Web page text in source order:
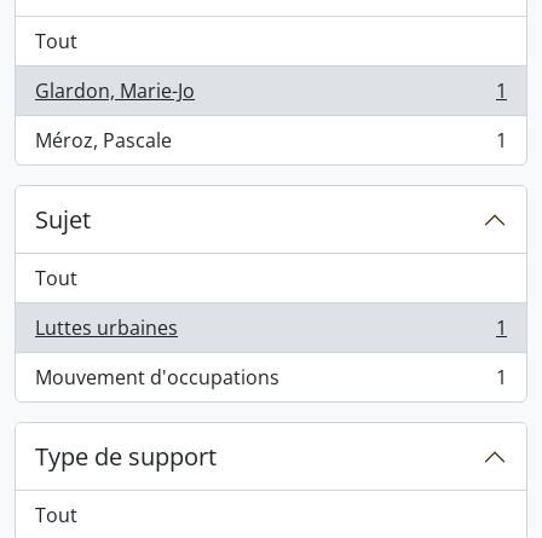
Tout
Glardon, Marie-Jo
, 1 résultats
1
Méroz, Pascale
, 1 résultats 1
Sujet
Tout
Luttes urbaines
, 1 résultats
1
Mouvement d'occupations
, 1 résultats 1
Type de support
Tout